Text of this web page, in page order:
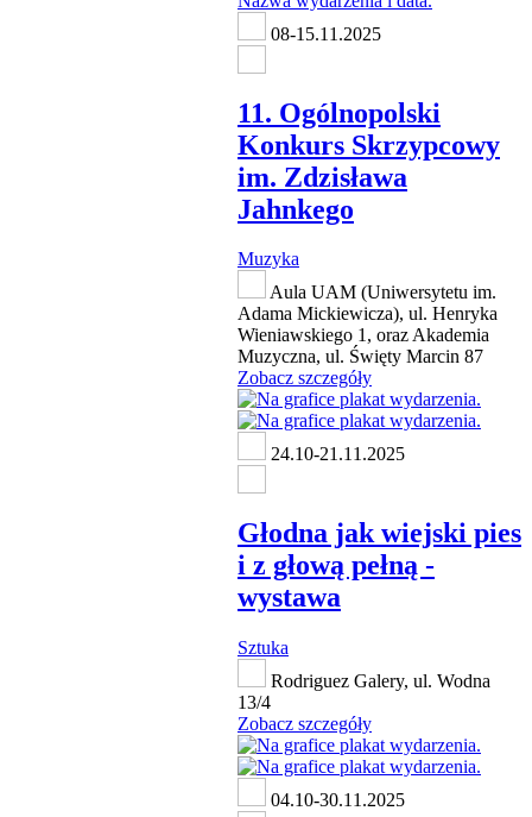
08-15.11.2025
11. Ogólnopolski
Konkurs Skrzypcowy
im. Zdzisława
Jahnkego
Muzyka
Aula UAM (Uniwersytetu im.
Adama Mickiewicza), ul. Henryka
Wieniawskiego 1, oraz Akademia
Muzyczna, ul. Święty Marcin 87
Zobacz szczegóły
24.10-21.11.2025
Głodna jak wiejski pies
i z głową pełną -
wystawa
Sztuka
Rodriguez Galery, ul. Wodna
13/4
Zobacz szczegóły
04.10-30.11.2025